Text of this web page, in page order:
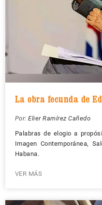
La obra fecunda de
Por: Elier Ramírez Cañedo
Palabras de elogio a
Imagen Contemporánea,
Habana.
VER MÁS